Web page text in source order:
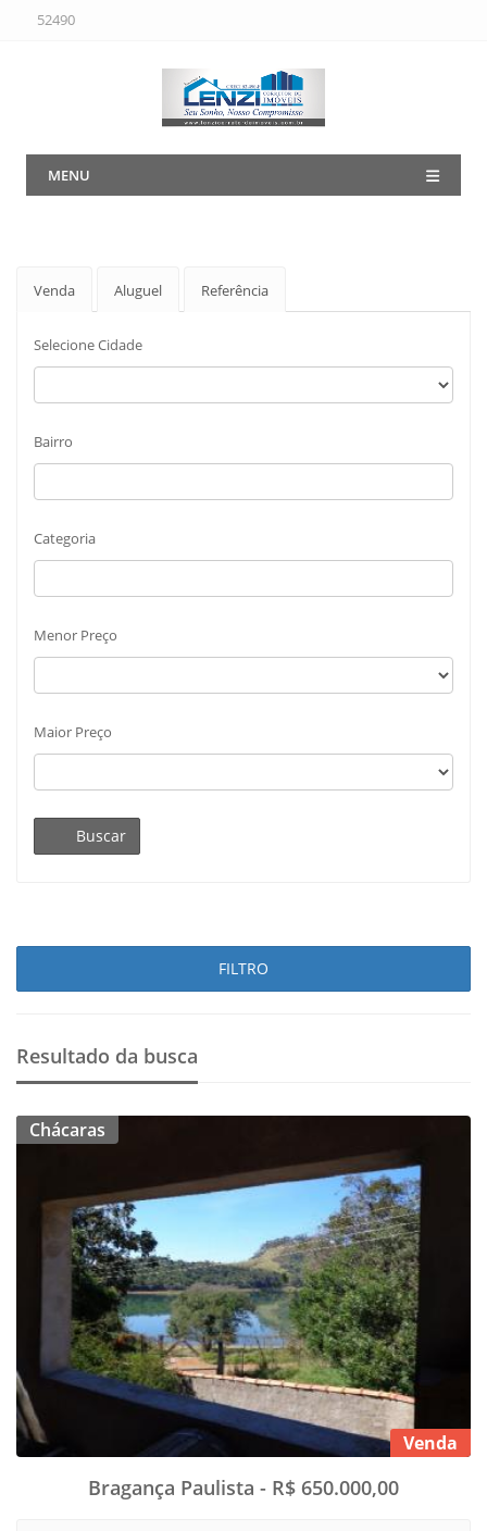
52490
MENU
Venda Aluguel Referência
Selecione Cidade
Bairro
Categoria
Menor Preço
Maior Preço
Buscar
FILTRO
Resultado da busca
Chácaras
Venda
Bragança Paulista - R$ 650.000,00